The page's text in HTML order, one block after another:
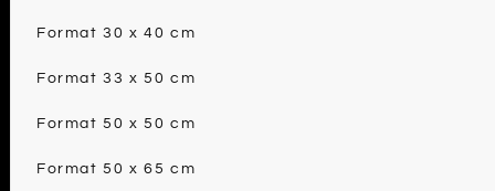
Format 30 x 40 cm
Format 33 x 50 cm
Format 50 x 50 cm
Format 50 x 65 cm